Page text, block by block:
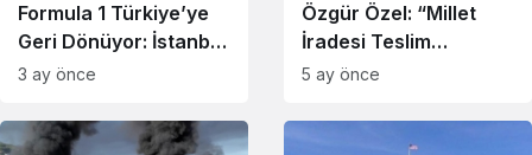
Formula 1 Türkiye’ye
Geri Dönüyor: İstanbul
Park 2027’den
3 ay önce
Özgür Özel: “Millet
İradesi Teslim
Alınamaz”
5 ay önce